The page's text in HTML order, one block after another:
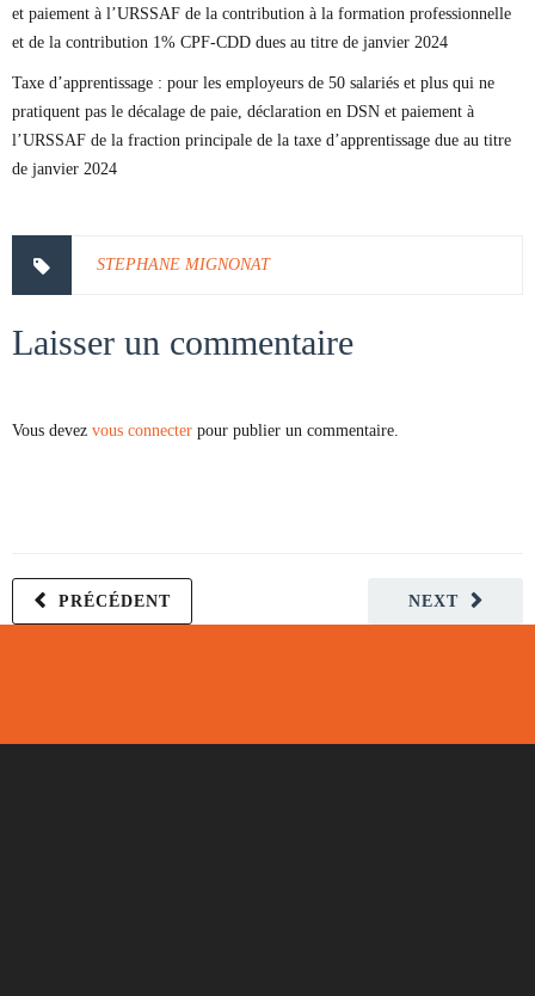
et paiement à l’URSSAF de la contribution à la formation professionnelle
et de la contribution 1% CPF-CDD dues au titre de janvier 2024
Taxe d’apprentissage : pour les employeurs de 50 salariés et plus qui ne
pratiquent pas le décalage de paie, déclaration en DSN et paiement à
l’URSSAF de la fraction principale de la taxe d’apprentissage due au titre
de janvier 2024
STEPHANE MIGNONAT
Laisser un commentaire
Vous devez vous connecter pour publier un commentaire.
NEXT
PRÉCÉDENT